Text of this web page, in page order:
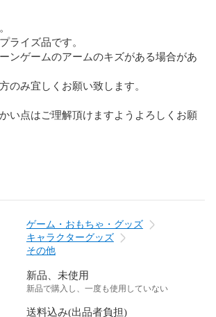
ライズ品です。
ンゲームのアームのキズがある場合があ
のみ宜しくお願い致します。
い点はご理解頂けますようよろしくお願
ゲーム・おもちゃ・グッズ
キャラクターグッズ
その他
新品、未使用
新品で購入し、一度も使用していない
送料込み(出品者負担)